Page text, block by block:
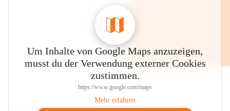
Um Inhalte von Google Maps anzuzeigen,
musst du der Verwendung externer Cookies
zustimmen.
https://www.google.com/maps
Mehr erfahren